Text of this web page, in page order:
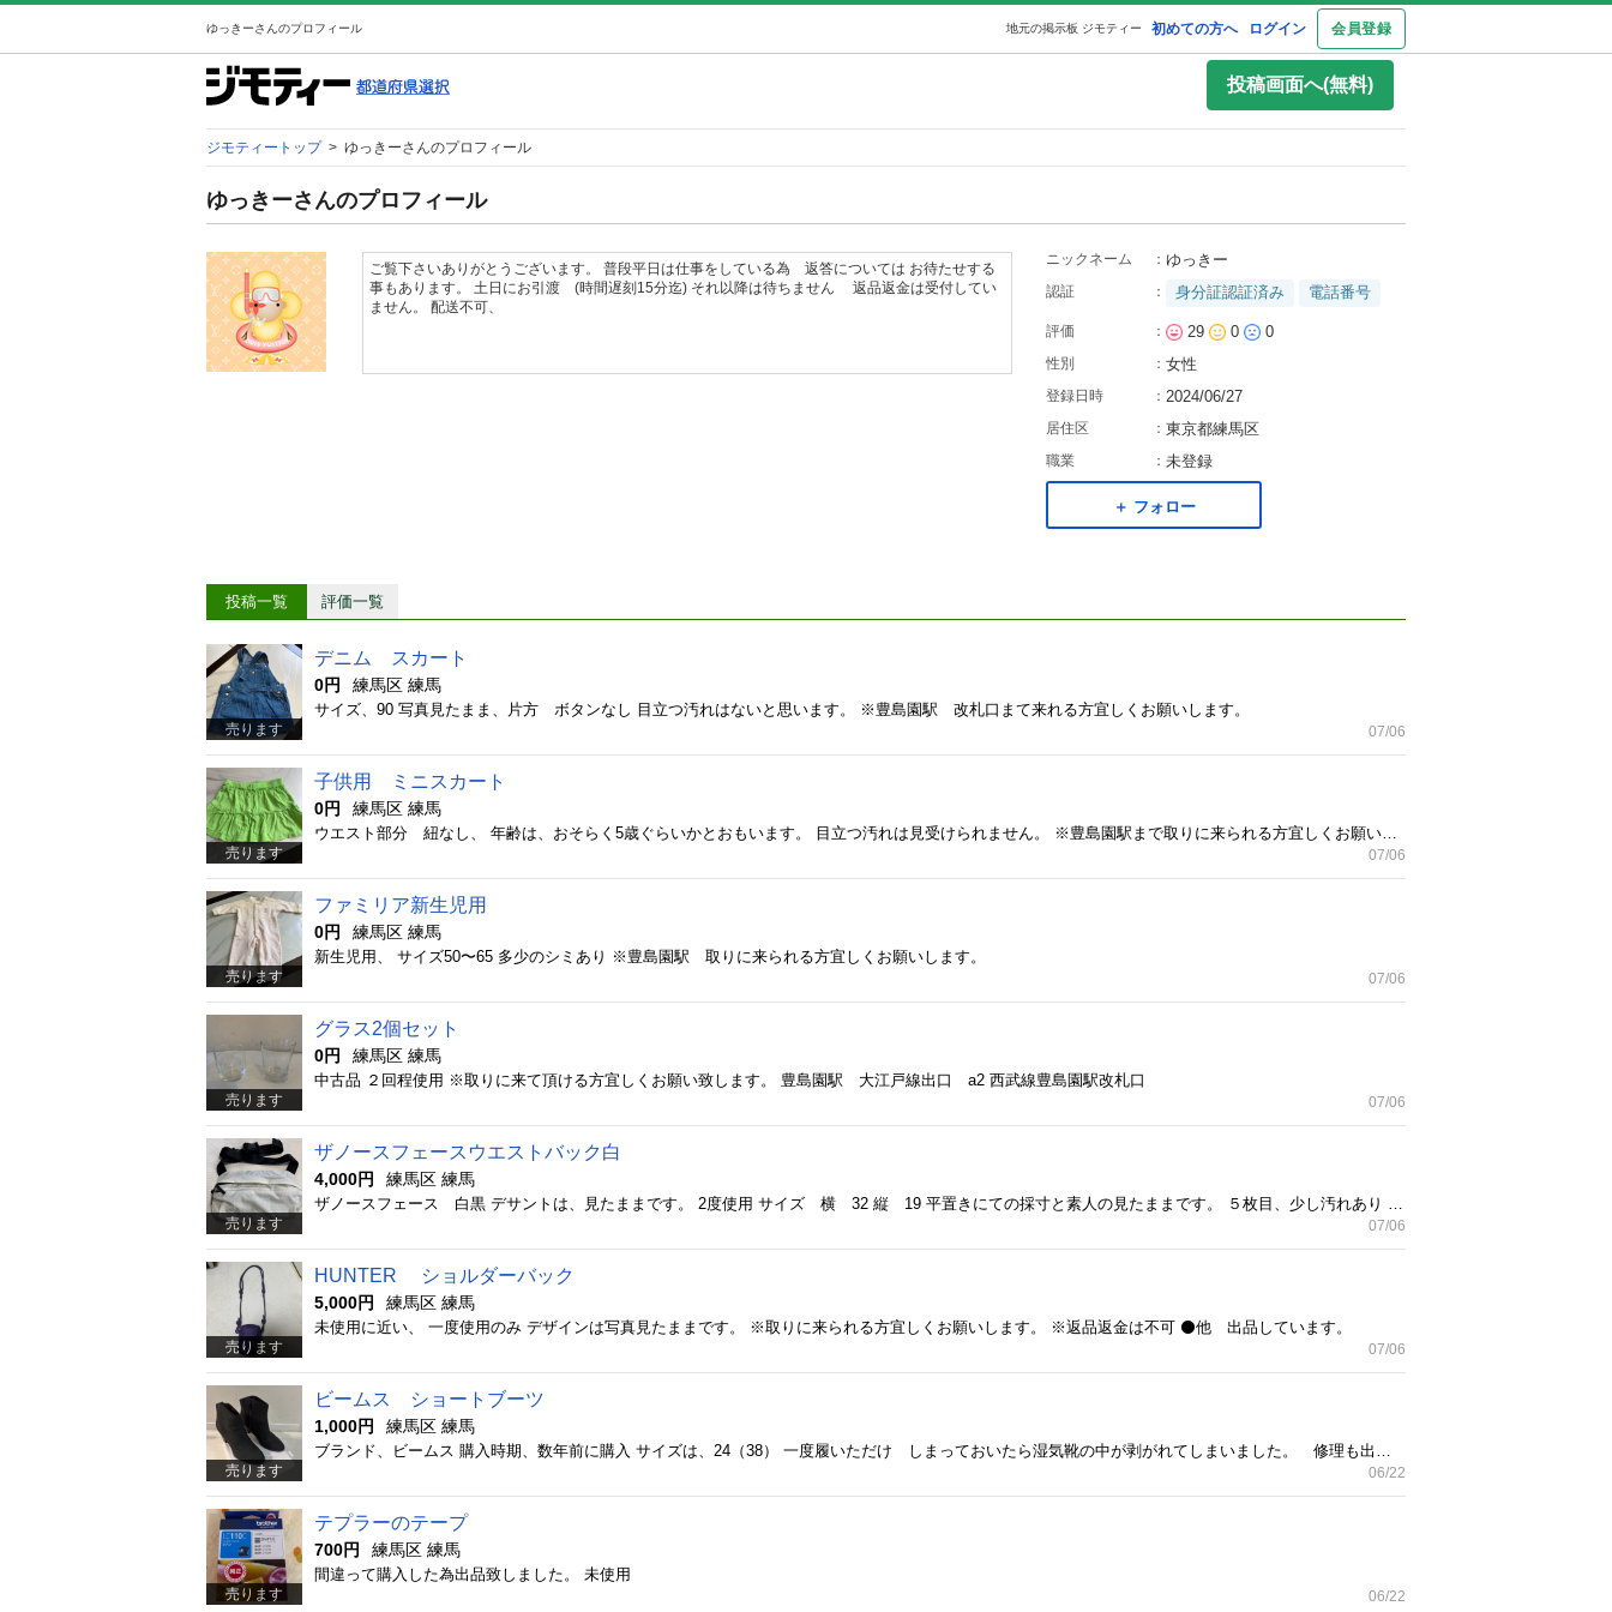
ゆっきーさんのプロフィール 初めての方へ ログイン 会員登録
地元の掲示板 ジモティー
投稿画面へ(無料)
ジモティートップ > ゆっきーさんのプロフィール
ゆっきーさんのプロフィール
ご覧下さいありがとうございます。 普段平日は仕事をしている為 返答については お待たせする
事もあります。 土日にお引渡 (時間遅刻15分迄) それ以降は待ちません 返品返金は受付してい
ません。 配送不可、
ニックネーム ： ゆっきー
認証 ： 身分証認証済み 電話番号
評価 ： 29 0 0
性別 ： 女性
登録日時 ： 2024/06/27
居住区 ： 東京都練馬区
職業 ： 未登録
＋ フォロー
投稿一覧 評価一覧
売ります
デニム スカート
0円 練馬区 練馬
サイズ、90 写真見たまま、片方 ボタンなし 目立つ汚れはないと思います。 ※豊島園駅 改札口まて来れる方宜しくお願いします。
07/06
売ります
子供用 ミニスカート
0円 練馬区 練馬
07/06
売ります
ファミリア新生児用
0円 練馬区 練馬
新生児用、 サイズ50〜65 多少のシミあり ※豊島園駅 取りに来られる方宜しくお願いします。
07/06
売ります
グラス2個セット
0円 練馬区 練馬
中古品 ２回程使用 ※取りに来て頂ける方宜しくお願い致します。 豊島園駅 大江戸線出口 a2 西武線豊島園駅改札口
07/06
売ります
ザノースフェースウエストバック白
4,000円 練馬区 練馬
07/06
売ります
HUNTER ショルダーバック
5,000円 練馬区 練馬
未使用に近い、 一度使用のみ デザインは写真見たままです。 ※取りに来られる方宜しくお願いします。 ※返品返金は不可 ⚫️他 出品しています。
07/06
売ります
ビームス ショートブーツ
1,000円 練馬区 練馬
06/22
売ります
テプラーのテープ
700円 練馬区 練馬
間違って購入した為出品致しました。 未使用
06/22